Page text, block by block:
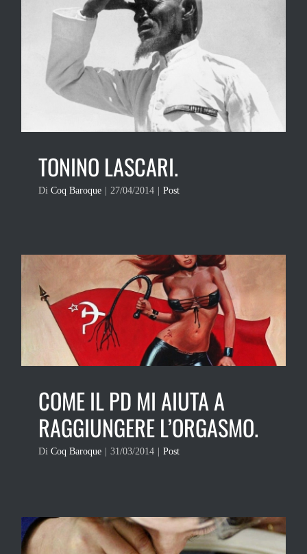
TONINO LASCARI.
Di Coq Baroque | 27/04/2014 | Post
COME IL PD MI AIUTA A
RAGGIUNGERE L’ORGASMO.
Di Coq Baroque 31/03/2014 Post